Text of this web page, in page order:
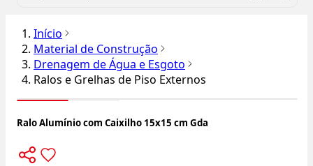
Início
Material de Construção
Drenagem de Água e Esgoto
Ralos e Grelhas de Piso Externos
Ralo Alumínio com Caixilho 15x15 cm Gda